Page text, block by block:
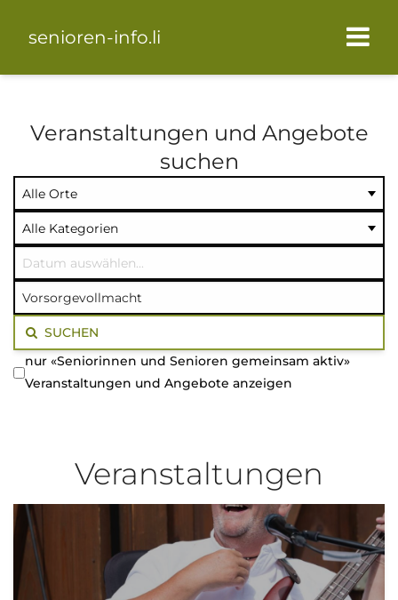
senioren-info.li
Veranstaltungen und Angebote
suchen
auswählen
auswählen
auswählen
Volltextsuche
SUCHEN
nur «Seniorinnen und Senioren gemeinsam aktiv»
Veranstaltungen und Angebote anzeigen
Veranstaltungen